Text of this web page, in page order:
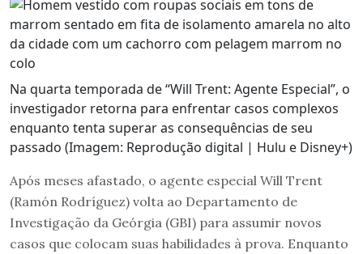
Na quarta temporada de “Will Trent: Agente Especial”, o
investigador retorna para enfrentar casos complexos
enquanto tenta superar as consequências de seu
passado (Imagem: Reprodução digital | Hulu e Disney+)
Após meses afastado, o agente especial Will Trent
(Ramón Rodríguez) volta ao Departamento de
Investigação da Geórgia (GBI) para assumir novos
casos que colocam suas habilidades à prova. Enquanto